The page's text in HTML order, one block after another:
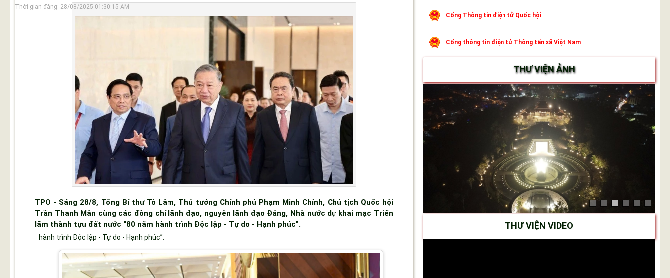
Thời gian đăng: 28/08/2025 01:30:15 AM
TPO - Sáng 28/8, Tổng Bí thư Tô Lâm, Thủ tướng Chính phủ Phạm Minh Chính, Chủ tịch Quốc hội
Trần Thanh Mẫn cùng các đồng chí lãnh đạo, nguyên lãnh đạo Đảng, Nhà nước dự khai mạc Triển
lãm thành tựu đất nước “80 năm hành trình Độc lập - Tự do - Hạnh phúc”.
hành trình Độc lập - Tự do - Hạnh phúc”.
Cổng Thông tin điện tử Quốc hội
Cổng thông tin điện tử Thông tấn xã Việt Nam
THƯ VIỆN ẢNH
THƯ VIỆN VIDEO